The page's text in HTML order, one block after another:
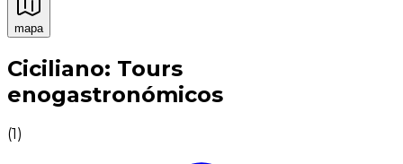
mapa
Experiencias culinarias inolvidables: Experiencias
Ciciliano: Tours
enogastronómicos
(1)